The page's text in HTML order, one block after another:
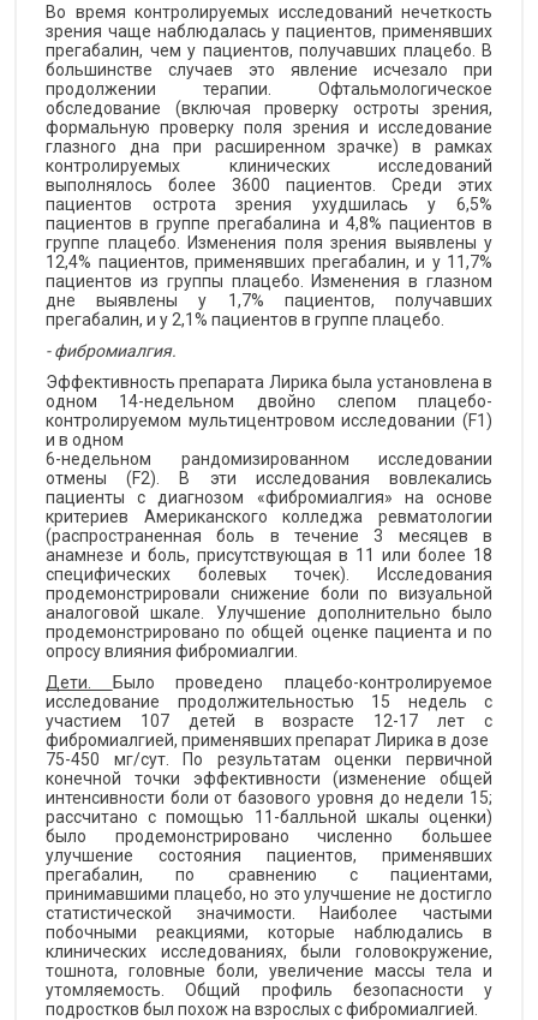
Во время контролируемых исследований нечеткость
зрения чаще наблюдалась у пациентов, применявших
прегабалин, чем у пациентов, получавших плацебо. В
большинстве случаев это явление исчезало при
продолжении терапии. Офтальмологическое
обследование (включая проверку остроты зрения,
формальную проверку поля зрения и исследование
глазного дна при расширенном зрачке) в рамках
контролируемых клинических исследований
выполнялось более 3600 пациентов. Среди этих
пациентов острота зрения ухудшилась у 6,5%
пациентов в группе прегабалина и 4,8% пациентов в
группе плацебо. Изменения поля зрения выявлены у
12,4% пациентов, применявших прегабалин, и у 11,7%
пациентов из группы плацебо. Изменения в глазном
дне выявлены у 1,7% пациентов, получавших
прегабалин, и у 2,1% пациентов в группе плацебо.
- фибромиалгия.
Эффективность препарата Лирика была установлена в
одном 14-недельном двойно слепом плацебо-
контролируемом мультицентровом исследовании (F1)
и в одном
6-недельном рандомизированном исследовании
отмены (F2). В эти исследования вовлекались
пациенты с диагнозом «фибромиалгия» на основе
критериев Американского колледжа ревматологии
(распространенная боль в течение 3 месяцев в
анамнезе и боль, присутствующая в 11 или более 18
специфических болевых точек). Исследования
продемонстрировали снижение боли по визуальной
аналоговой шкале. Улучшение дополнительно было
продемонстрировано по общей оценке пациента и по
опросу влияния фибромиалгии.
Дети. Было проведено плацебо-контролируемое
исследование продолжительностью 15 недель с
участием 107 детей в возрасте 12-17 лет с
фибромиалгией, применявших препарат Лирика в дозе
75-450 мг/сут. По результатам оценки первичной
конечной точки эффективности (изменение общей
интенсивности боли от базового уровня до недели 15;
рассчитано с помощью 11-балльной шкалы оценки)
было продемонстрировано численно большее
улучшение состояния пациентов, применявших
прегабалин, по сравнению с пациентами,
принимавшими плацебо, но это улучшение не достигло
статистической значимости. Наиболее частыми
побочными реакциями, которые наблюдались в
клинических исследованиях, были головокружение,
тошнота, головные боли, увеличение массы тела и
утомляемость. Общий профиль безопасности у
подростков был похож на взрослых с фибромиалгией.